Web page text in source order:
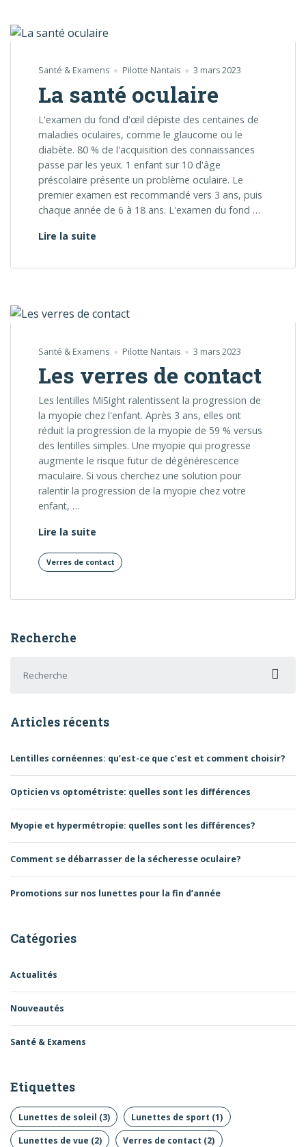
Santé & Examens Pilotte Nantais 3 mars 2023
La santé oculaire
L'examen du fond d'œil dépiste des centaines de
maladies oculaires, comme le glaucome ou le
diabète. 80 % de l'acquisition des connaissances
passe par les yeux. 1 enfant sur 10 d'âge
préscolaire présente un problème oculaire. Le
premier examen est recommandé vers 3 ans, puis
chaque année de 6 à 18 ans. L'examen du fond …
Lire la suite
Santé & Examens Pilotte Nantais 3 mars 2023
Les verres de contact
Les lentilles MiSight ralentissent la progression de
la myopie chez l'enfant. Après 3 ans, elles ont
réduit la progression de la myopie de 59 % versus
des lentilles simples. Une myopie qui progresse
augmente le risque futur de dégénérescence
maculaire. Si vous cherchez une solution pour
ralentir la progression de la myopie chez votre
enfant, …
Lire la suite
Verres de contact
Recherche
Articles récents
Lentilles cornéennes: qu’est-ce que c’est et comment choisir?
Opticien vs optométriste: quelles sont les différences
Myopie et hypermétropie: quelles sont les différences?
Comment se débarrasser de la sécheresse oculaire?
Promotions sur nos lunettes pour la fin d’année
Catégories
Actualités
Nouveautés
Santé & Examens
Etiquettes
Lunettes de soleil (3) Lunettes de sport (1)
Lunettes de vue (2) Verres de contact (2)